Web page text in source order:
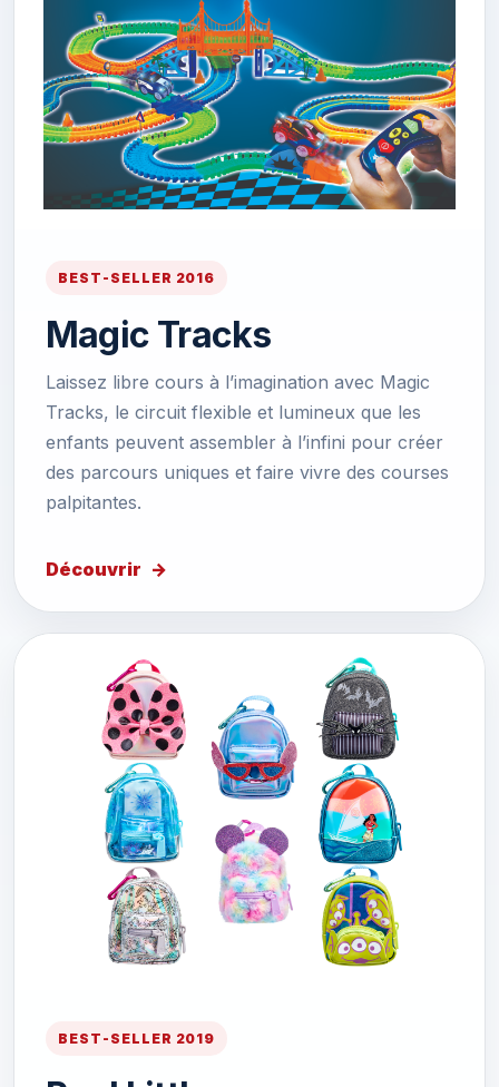
BEST-SELLER 2016
Magic Tracks
Laissez libre cours à l’imagination avec Magic
Tracks, le circuit flexible et lumineux que les
enfants peuvent assembler à l’infini pour créer
des parcours uniques et faire vivre des courses
palpitantes.
Découvrir
BEST-SELLER 2019